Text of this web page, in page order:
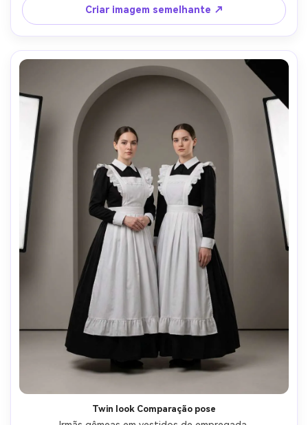
brilhante, luz de anel macio, 35mm f/1.8, corpo inteiro,
humor brincalhão, sombras naturais, textura de renda de
alto detalhe, roupa drapada naturalmente em seu
quadro-AR 4:5
Criar imagem semelhante ↗
Twin look Comparação pose